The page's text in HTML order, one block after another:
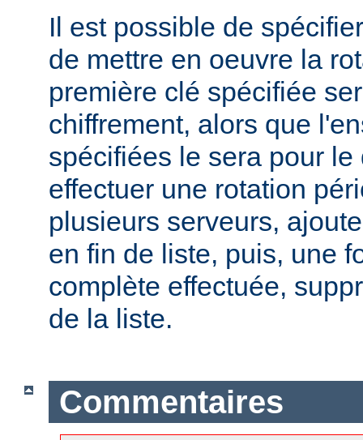
Il est possible de
de mettre en oeuvre la
première clé spécifiée
chiffrement, alors que
spécifiées le sera pour
effectuer une rotation
plusieurs serveurs,
en fin de liste, puis, une
complète effectuée,
de la liste.
Commentaires